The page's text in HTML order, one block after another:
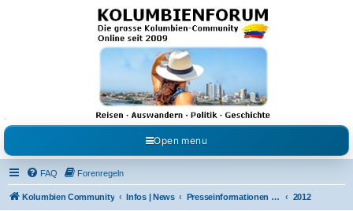
Kolumbienforum - Das
grosse Forum der
Freunde Kolumbiens
Reisen, Auswandern, Kultur, Politik, Geschichte und Visum in Kolumbien und Venezuela.
Austausch, Erfahrungen und Gemeinschaft im Kolumbienforum
Open menu
FAQ Forenregeln
Kolumbien Community Infos | News Presseinformationen & Neuigkeiten 2012